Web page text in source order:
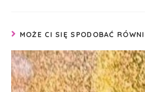
MOŻE CI SIĘ SPODOBAĆ